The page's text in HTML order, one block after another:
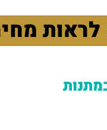
לראות